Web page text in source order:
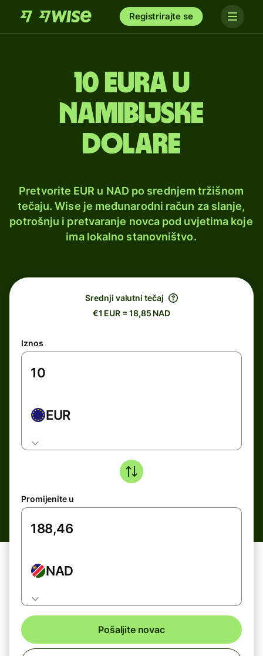
Registrirajte se
10 eura u
namibijske
dolare
Pretvorite EUR u NAD po srednjem tržišnom
tečaju. Wise je međunarodni račun za slanje,
potrošnju i pretvaranje novca pod uvjetima koje
ima lokalno stanovništvo.
Srednji valutni tečaj
€1 EUR = 18,85 NAD
Iznos
EUR
Promijenite u
NAD
Pošaljite novac